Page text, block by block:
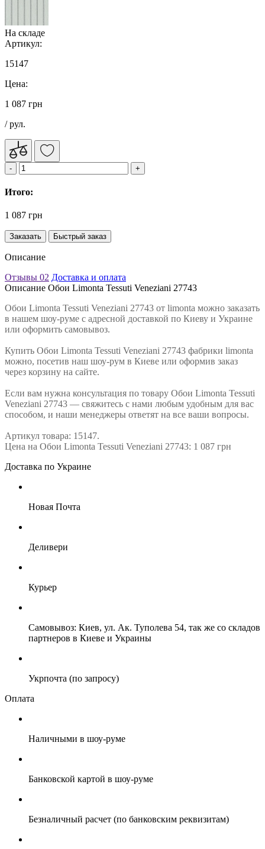
На складе
Артикул:
15147
Цена:
1 087 грн
/ рул.
Итого:
1 087 грн
Заказать Быстрый заказ
Описание
Отзывы 02 Доставка и оплата
Описание Обои Limonta Tessuti Veneziani 27743
Обои Limonta Tessuti Veneziani 27743 от limonta можно заказать
в нашем шоу-руме с адресной доставкой по Киеву и Украине
или оформить самовывоз.
Купить Обои Limonta Tessuti Veneziani 27743 фабрики limonta
можно, посетив наш шоу-рум в Киеве или оформив заказ
через корзину на сайте.
Если вам нужна консультация по товару Обои Limonta Tessuti
Veneziani 27743 — свяжитесь с нами любым удобным для вас
способом, и наши менеджеры ответят на все ваши вопросы.
Артикул товара: 15147.
Цена на Обои Limonta Tessuti Veneziani 27743: 1 087 грн
Доставка по Украине
Новая Почта
Деливери
Курьер
Самовывоз: Киев, ул. Ак. Туполева 54, так же со складов
партнеров в Киеве и Украины
Укрпочта (по запросу)
Оплата
Наличными в шоу-руме
Банковской картой в шоу-руме
Безналичный расчет (по банковским реквизитам)